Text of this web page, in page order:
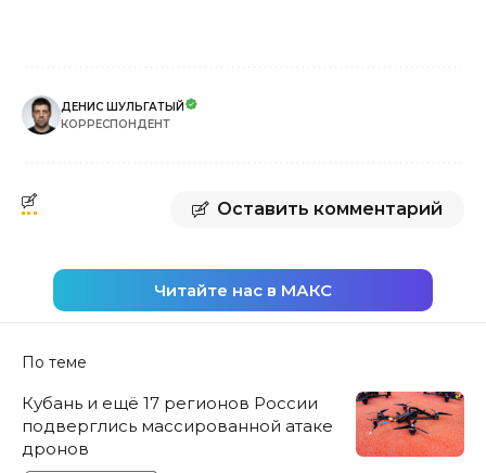
ДЕНИС ШУЛЬГАТЫЙ
КОРРЕСПОНДЕНТ
Оставить комментарий
Читайте нас в МАКС
По теме
Кубань и ещё 17 регионов России
подверглись массированной атаке
дронов